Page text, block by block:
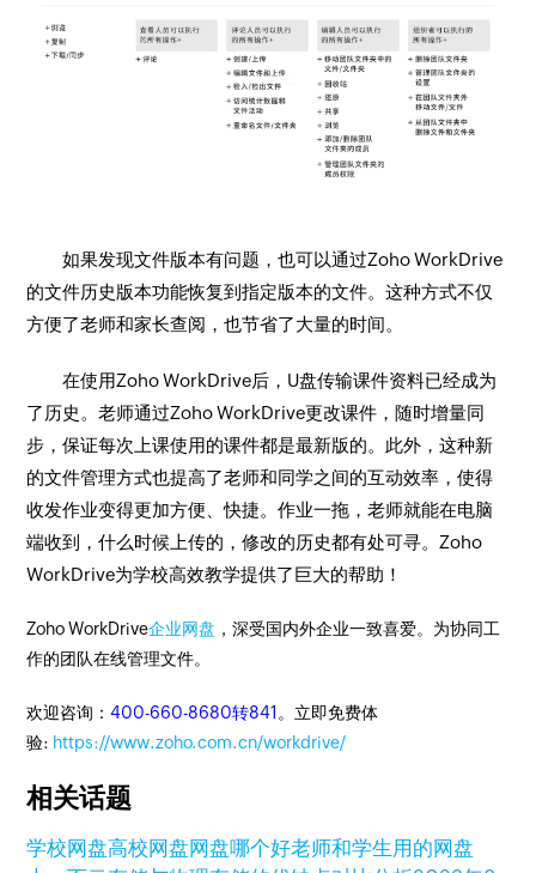
如果发现文件版本有问题，也可以通过Zoho WorkDrive
的文件历史版本功能恢复到指定版本的文件。这种方式不仅
方便了老师和家长查阅，也节省了大量的时间。
在使用Zoho WorkDrive后，U盘传输课件资料已经成为
了历史。老师通过Zoho WorkDrive更改课件，随时增量同
步，保证每次上课使用的课件都是最新版的。此外，这种新
的文件管理方式也提高了老师和同学之间的互动效率，使得
收发作业变得更加方便、快捷。作业一拖，老师就能在电脑
端收到，什么时候上传的，修改的历史都有处可寻。Zoho
WorkDrive为学校高效教学提供了巨大的帮助！
Zoho WorkDrive企业网盘 ，深受国内外企业一致喜爱。为协同工
作的团队在线管理文件。
欢迎咨询：400-660-8680转841 。立即免费体
验: https://www.zoho.com.cn/workdrive/
相关话题
学校网盘高校网盘网盘哪个好老师和学生用的网盘